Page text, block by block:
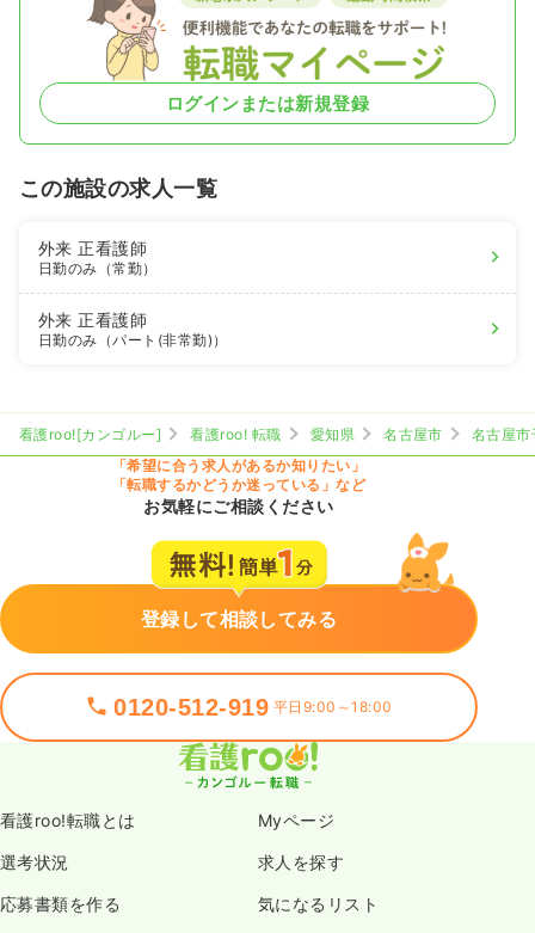
ログインまたは新規登録
この施設の求人一覧
外来正看護師
日勤のみ（常勤）
外来正看護師
日勤のみ（パート(非常勤)）
看護roo![カンゴルー] 看護roo! 転職 愛知県 名古屋市
名古屋市
「希望に合う求人があるか知りたい」
「転職するかどうか迷っている」など
お気軽にご相談ください
登録して相談してみる
0120-512-919 平日9:00～18:00
看護roo!転職とは Myページ
選考状況 求人を探す
応募書類を作る 気になるリスト